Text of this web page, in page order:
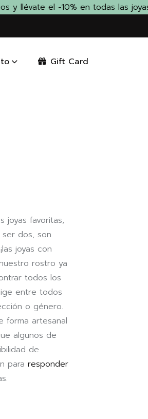
y llévate el -10% en todas las
Gift Card
joyas favoritas,
dos, son
joyas con
rostro ya
todos los
entre todos
o género.
forma artesanal
algunos de
de
para responder